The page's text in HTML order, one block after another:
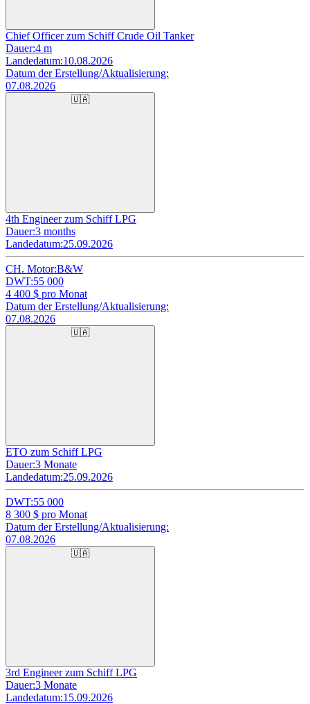
Chief Officer zum Schiff Crude Oil Tanker
Dauer:4 m
Landedatum:10.08.2026
Datum der Erstellung/Aktualisierung:
07.08.2026
🇺🇦
4th Engineer zum Schiff LPG
Dauer:3 months
Landedatum:25.09.2026
CH. Motor:B&W
DWT:55 000
4 400 $ pro Monat
Datum der Erstellung/Aktualisierung:
07.08.2026
🇺🇦
ETO zum Schiff LPG
Dauer:3 Monate
Landedatum:25.09.2026
DWT:55 000
8 300 $ pro Monat
Datum der Erstellung/Aktualisierung:
07.08.2026
🇺🇦
3rd Engineer zum Schiff LPG
Dauer:3 Monate
Landedatum:15.09.2026